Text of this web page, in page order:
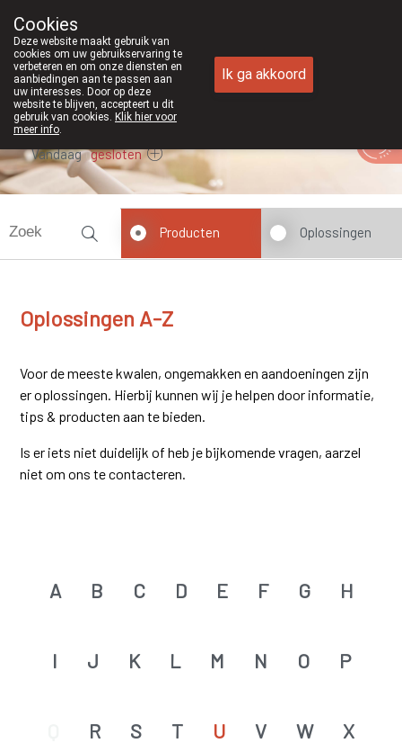
089/382429
Vandaag gesloten
Oplossingen A-Z
Producten Oplossingen
Voor de meeste kwalen, ongemakken en aandoeningen zijn
er oplossingen. Hierbij kunnen wij je helpen door informatie,
tips & producten aan te bieden.
Is er iets niet duidelijk of heb je bijkomende vragen, aarzel
niet om ons te contacteren.
A B C D E F G H
I J K L M N O P
R S T U V W X
Cookies
Deze website maakt gebruik van
cookies om uw gebruikservaring te
verbeteren en om onze diensten en
aanbiedingen aan te passen aan
uw interesses. Door op deze
website te blijven, accepteert u dit
gebruik van cookies. Klik hier voor
meer info.
Ik ga akkoord